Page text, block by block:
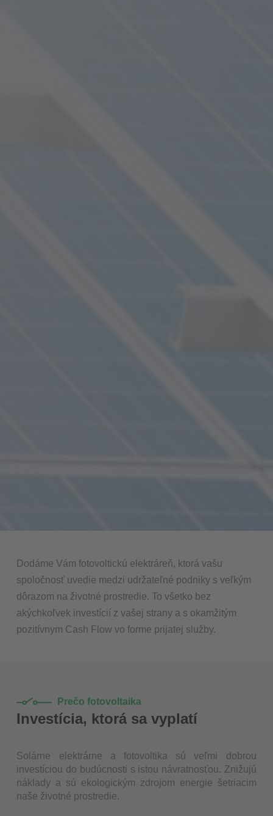
Dodáme Vám fotovoltickú elektráreň, ktorá vašu
spoločnosť uvedie medzi udržateľné podniky s veľkým
dôrazom na životné prostredie. To všetko bez
akýchkoľvek investícií z vašej strany a s okamžitým
pozitívnym Cash Flow vo forme prijatej služby.
Prečo fotovoltaika
Investícia, ktorá sa vyplatí
Solárne elektrárne a fotovoltika sú veľmi dobrou
investíciou do budúcnosti s istou návratnosťou. Znižujú
náklady a sú ekologickým zdrojom energie šetriacim
naše životné prostredie.